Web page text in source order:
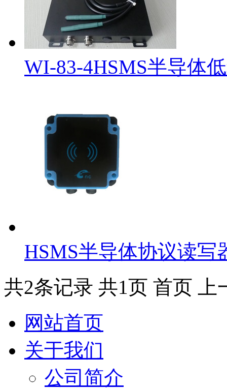
WI-83-4HSMS半导体
HSMS半导体协议读写
共2条记录 共1页 首页
网站首页
关于我们
公司简介